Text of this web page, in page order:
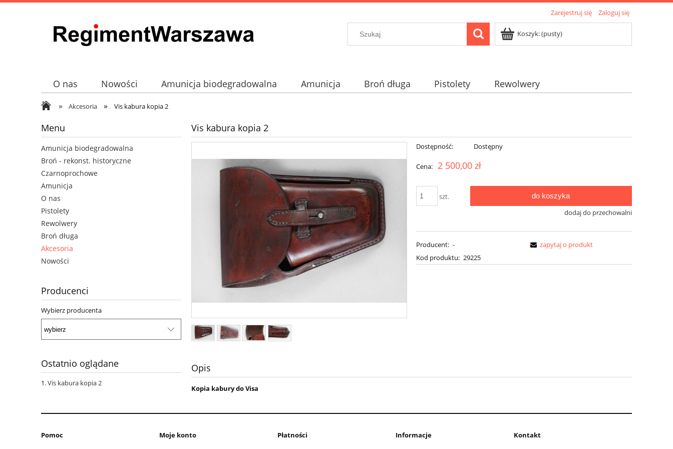
Zarejestruj się Zaloguj się
Koszyk:(pusty)
O nas Nowości Amunicja biodegradowalna Amunicja Broń długa Pistolety
Rewolwery
Broń - rekonst. historyczne
» Akcesoria » Vis kabura kopia 2
Menu
Amunicja biodegradowalna
Broń - rekonst. historyczne
Czarnoprochowe
Amunicja
O nas
Pistolety
Rewolwery
Broń długa
Akcesoria
Nowości
Producenci
Wybierz producenta
Ostatnio oglądane
Vis kabura kopia 2
Vis kabura kopia 2
Dostępność: Dostępny
Cena: 2 500,00 zł
szt. do koszyka
dodaj do przechowalni
Producent: -
Kod produktu: 29225
zapytaj o produkt
Opis
Kopia kabury do Visa
Pomoc Moje konto Płatności Informacje Kontakt